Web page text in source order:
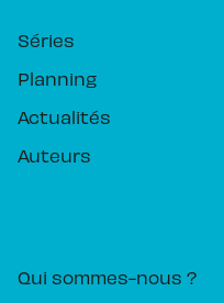
Séries
Planning
Actualités
Auteurs
Qui sommes-nous ?